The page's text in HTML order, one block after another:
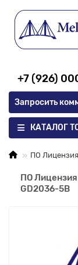
+7 (926)
Запросить
КАТАЛОГ
ПО
ПО Лицензия
GD2036-5B